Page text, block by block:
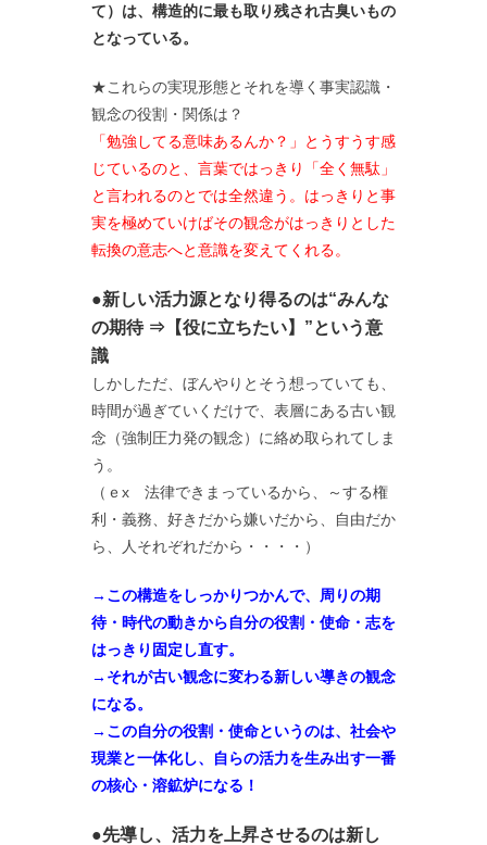
て）は、構造的に最も取り残され古臭いもの
となっている。
★これらの実現形態とそれを導く事実認識・
観念の役割・関係は？
「勉強してる意味あるんか？」とうすうす感
じているのと、言葉ではっきり「全く無駄」
と言われるのとでは全然違う。はっきりと事
実を極めていけばその観念がはっきりとした
転換の意志へと意識を変えてくれる。
●新しい活力源となり得るのは“みんな
の期待 ⇒【役に立ちたい】”という意
識
しかしただ、ぼんやりとそう想っていても、
時間が過ぎていくだけで、表層にある古い観
念（強制圧力発の観念）に絡め取られてしま
う。
（ｅx 法律できまっているから、～する権
利・義務、好きだから嫌いだから、自由だか
ら、人それぞれだから・・・・）
→この構造をしっかりつかんで、周りの期
待・時代の動きから自分の役割・使命・志を
はっきり固定し直す。
→それが古い観念に変わる新しい導きの観念
になる。
→この自分の役割・使命というのは、社会や
現業と一体化し、
自らの活力を生み出す一番
の核心・溶鉱炉になる！
●先導し、活力を上昇させるのは新し